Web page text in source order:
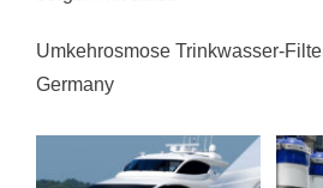
Umkehrosmose Trinkwasser-
Germany